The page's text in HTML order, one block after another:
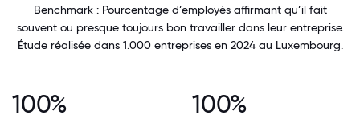
Benchmark : Pourcentage d’employés affirmant qu’il fait
souvent ou presque toujours bon travailler dans leur entreprise.
Étude réalisée dans 1.000 entreprises en 2024 au Luxembourg.
100% 100%